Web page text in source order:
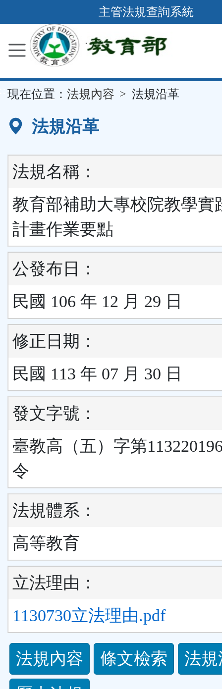
到
要
容
區
主管法規查詢系統
現在位置： 法規內容 法規沿革
法規沿革
法規名稱：
教育部補助大專校院教學實
計畫作業要點
公發布日：
民國 106 年 12 月 29 日
修正日期：
民國 113 年 07 月 30 日
發文字號：
臺教高（五）字第
令
法規體系：
高等教育
立法理由：
1130730立法理由.pdf
法
規
法規內容 條文檢索
法